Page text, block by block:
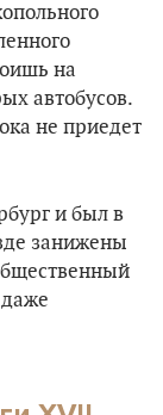
на
автобусов.
не приедет
и был в
занижены